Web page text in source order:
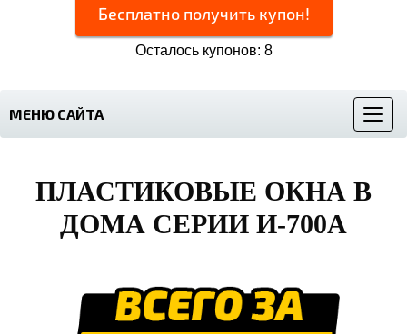
Бесплатно получить купон!
Осталось купонов: 8
Меню
МЕНЮ САЙТА
ПЛАСТИКОВЫЕ ОКНА В
ДОМА СЕРИИ И-700А